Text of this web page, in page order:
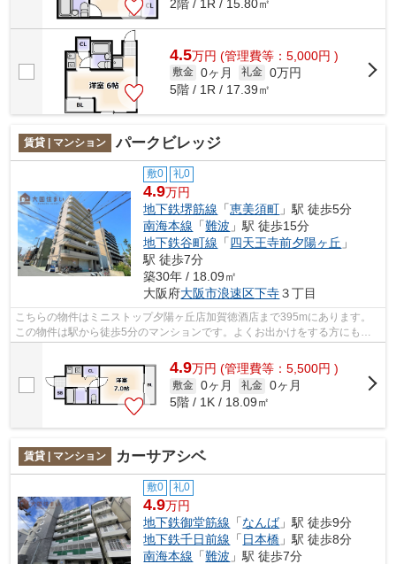
2階 / 1R / 15.80㎡
4.5万円 (管理費等：5,000円 )
敷金 0ヶ月 礼金 0万円
5階 / 1R / 17.39㎡
賃貸 | マンション パークビレッジ
敷0 礼0
4.9万円
地下鉄堺筋線 「恵美須町 」駅 徒歩5分
南海本線 「難波 」駅 徒歩15分
地下鉄谷町線 「四天王寺前夕陽ヶ丘 」
駅 徒歩7分
築30年 / 18.09㎡
大阪府大阪市浪速区下寺３丁目
こちらの物件はミニストップ夕陽ヶ丘店加賀徳酒店まで395mにあります。
この物件は駅から徒歩5分のマンションです。よくお出かけをする方にも便
利な、2駅利用可能なマンションです。共...
4.9万円 (管理費等：5,500円 )
敷金 0ヶ月 礼金 0ヶ月
5階 / 1K / 18.09㎡
賃貸 | マンション カーサアシベ
敷0 礼0
4.9万円
地下鉄御堂筋線 「なんば」駅 徒歩9分
地下鉄千日前線 「 日本橋 」駅 徒歩8分
南海本線 「難波 」駅 徒歩7分